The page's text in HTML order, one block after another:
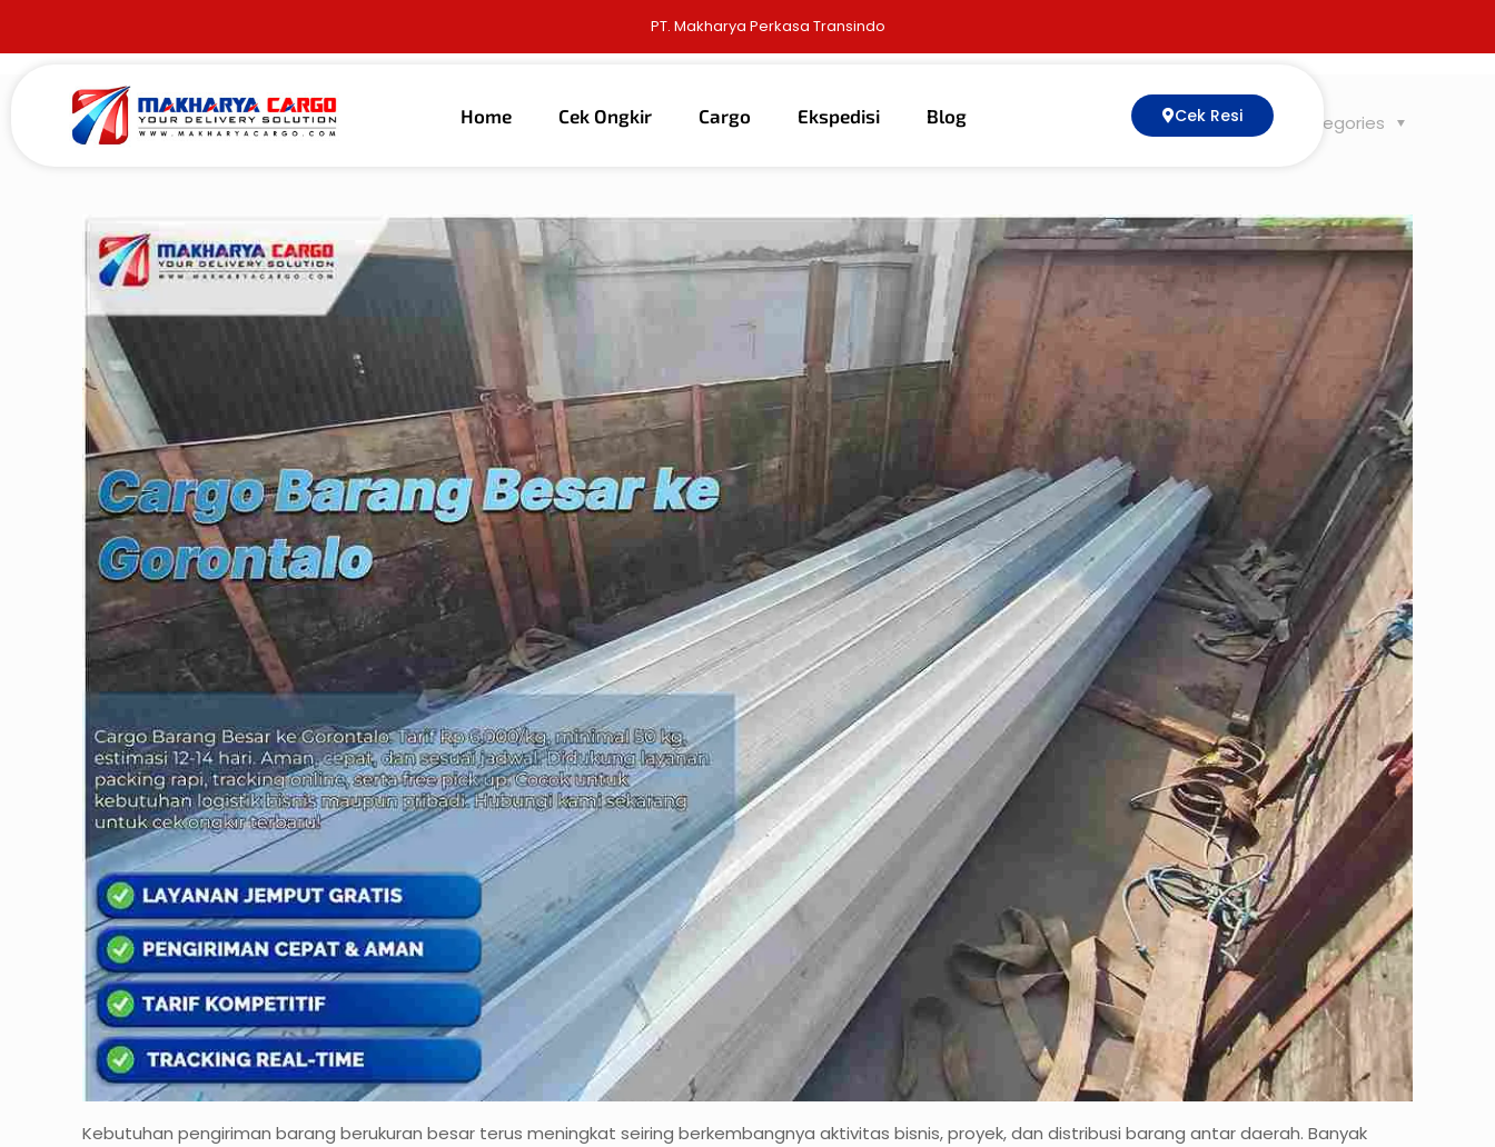
PT. Makharya Perkasa Transindo
Home Cek Ongkir Cargo Ekspedisi Blog Cek Resi
Published by alma gunaon 26 Mei 2026 Categories
Tags
Kebutuhan pengiriman barang berukuran besar terus meningkat seiring berkembangnya aktivitas bisnis, proyek, dan distribusi barang antar daerah. Banyak